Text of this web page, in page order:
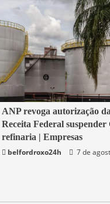
2 min read
Economia
ANP revoga autorização
Receita Federal suspender
refinaria | Empresas
belfordroxo24h
7 de